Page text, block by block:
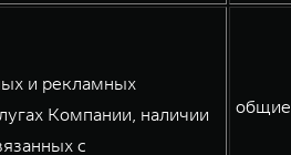
и рекламных
Компании, наличии
с
общие